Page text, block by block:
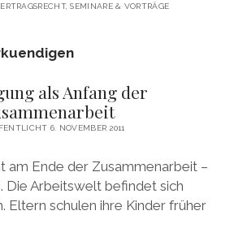
SEMINARE & VORTRÄGE
als Anfang der
6. NOVEMBER 2011
am Ende der Zusammenarbeit –
Die Arbeitswelt befindet sich
Eltern schulen ihre Kinder früher